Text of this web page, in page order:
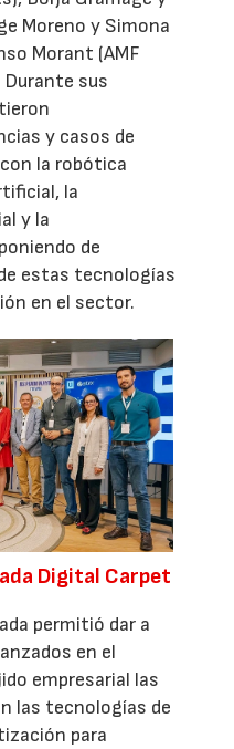
Moreno y Simona
Morant (AMF
sus
y casos de
la robótica
la
y la
de
estas tecnologías
en el sector.
Digital Carpet
permitió dar a
en el
empresarial las
las tecnologías de
para